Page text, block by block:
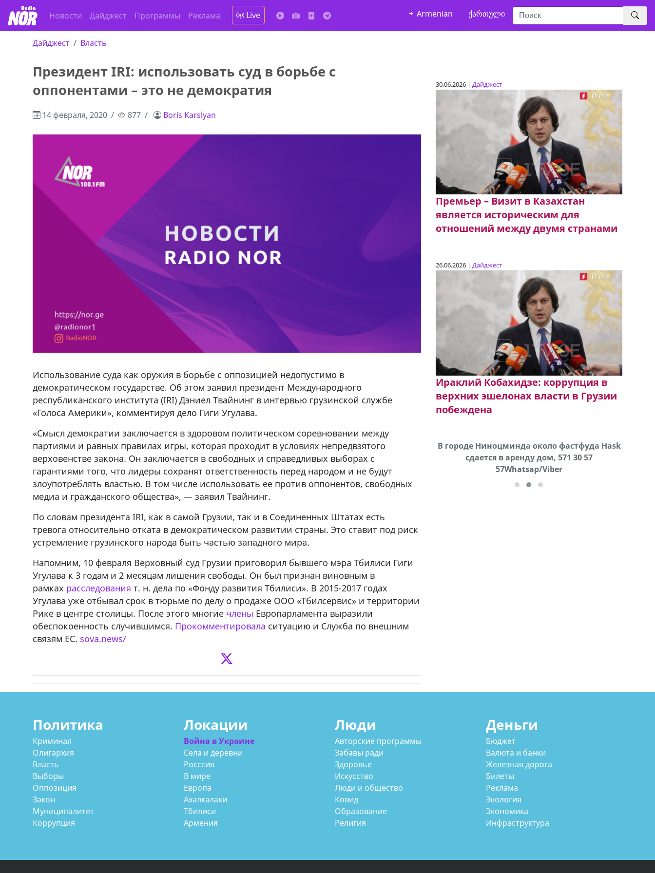
Новости Дайджест Программы Реклама Live Armenian ქართული
Дайджест Власть
Президент IRI: использовать суд в борьбе с
оппонентами – это не демократия
14 февраля, 2020 877 Boris Karslyan
Использование суда как оружия в борьбе с оппозицией недопустимо в
демократическом государстве. Об этом заявил президент Международного
республиканского института (IRI) Дэниел Твайнинг в интервью грузинской службе
«Голоса Америки», комментируя дело Гиги Угулава.
«Смысл демократии заключается в здоровом политическом соревновании между
партиями и равных правилах игры, которая проходит в условиях непредвзятого
верховенстве закона. Он заключается в свободных и справедливых выборах с
гарантиями того, что лидеры сохранят ответственность перед народом и не будут
злоупотреблять властью. В том числе использовать ее против оппонентов, свободных
медиа и гражданского общества», — заявил Твайнинг.
По словам президента IRI, как в самой Грузии, так и в Соединенных Штатах есть
тревога относительно отката в демократическом развитии страны. Это ставит под риск
устремление грузинского народа быть частью западного мира.
Напомним, 10 февраля Верховный суд Грузии приговорил бывшего мэра Тбилиси Гиги
Угулава к 3 годам и 2 месяцам лишения свободы. Он был признан виновным в
рамках расследования т. н. дела по «Фонду развития Тбилиси». В 2015-2017 годах
Угулава уже отбывал срок в тюрьме по делу о продаже ООО «Тбилсервис» и территории
Рике в центре столицы. После этого многие члены Европарламента выразили
обеспокоенность случившимся. Прокомментировала ситуацию и Служба по внешним
связям ЕС. sova.news/
30.06.2026 | Дайджест
Премьер – Визит в Казахстан
является историческим для
отношений между двумя странами
26.06.2026 | Дайджест
Ираклий Кобахидзе: коррупция в
верхних эшелонах власти в Грузии
побеждена
30 57
Продается соль оптом и в розницу в
мешках, 500 22 47 42
В городе Ниноцминда около фастфуда Hask
cдается в аренду дом, 571 30 57
57Whatsap/Viber
Продается машина марки Prado,571 30 57
57Whatsap/Viber
Политика
Криминал
Олигархия
Власть
Выборы
Оппозиция
Закон
Муниципалитет
Коррупция
Локации
Война в Украине
Села и деревни
Росссия
В мире
Европа
Ахалкалаки
Тбилиси
Армения
Люди
Авторские программы
Забавы ради
Здоровье
Искусство
Люди и общество
Ковид
Образование
Религия
Деньги
Бюджет
Валюта и банки
Железная дорога
Билеты
Реклама
Экология
Экономика
Инфраструктура